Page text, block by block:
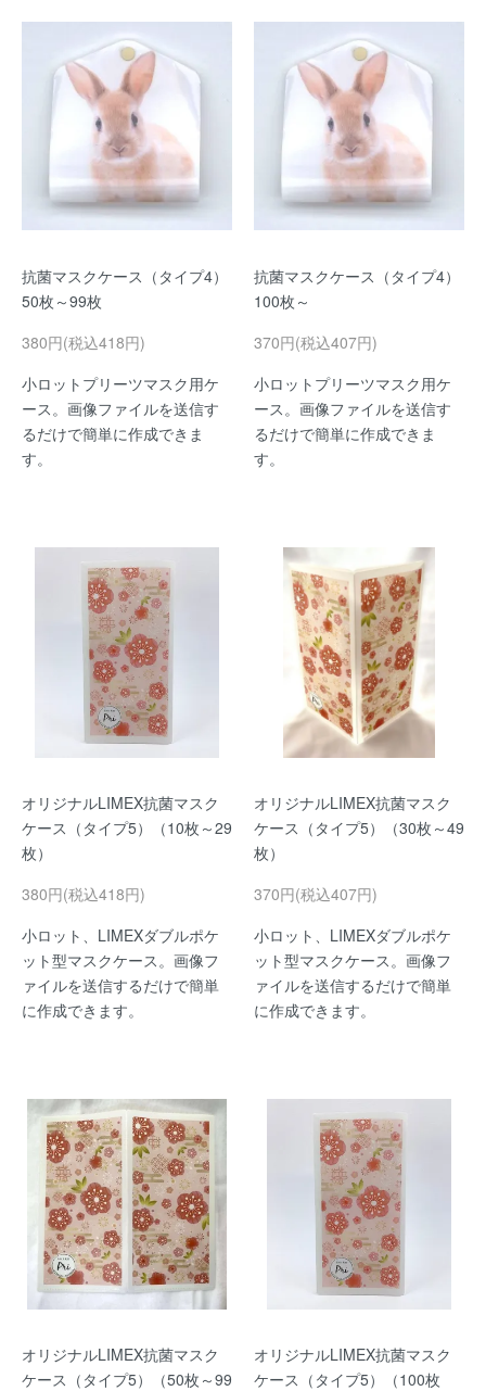
抗菌マスクケース（タイプ4）
50枚～99枚
380円(税込418円)
小ロットプリーツマスク用ケ
ース。画像ファイルを送信す
るだけで簡単に作成できま
す。
抗菌マスクケース（タイプ4）
100枚～
370円(税込407円)
小ロットプリーツマスク用ケ
ース。画像ファイルを送信す
るだけで簡単に作成できま
す。
オリジナルLIMEX抗菌マスク
ケース（タイプ5）（10枚～29
枚）
380円(税込418円)
小ロット、LIMEXダブルポケ
ット型マスクケース。画像フ
ァイルを送信するだけで簡単
に作成できます。
オリジナルLIMEX抗菌マスク
ケース（タイプ5）（30枚～49
枚）
370円(税込407円)
小ロット、LIMEXダブルポケ
ット型マスクケース。画像フ
ァイルを送信するだけで簡単
に作成できます。
オリジナルLIMEX抗菌マスク
ケース（タイプ5）（50枚～99
オリジナルLIMEX抗菌マスク
ケース（タイプ5）（100枚